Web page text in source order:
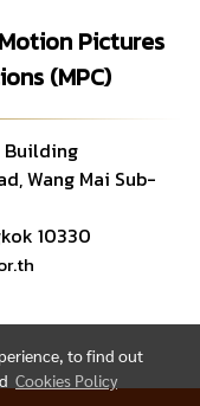
Pictures
(MPC)
Building
Wang Mai Sub-
10330
to find out
Cookies Policy